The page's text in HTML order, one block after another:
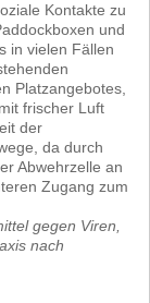
Kontakte zu
und
in vielen Fällen
Platzangebotes,
frischer Luft
der
da durch
Abwehrzelle an
Zugang zum
gegen Viren,
nach